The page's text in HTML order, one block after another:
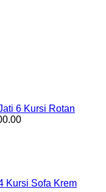
6 Kursi Rotan
Kursi Sofa Krem